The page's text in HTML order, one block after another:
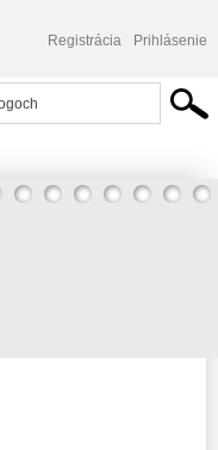
Registrácia Prihlásenie